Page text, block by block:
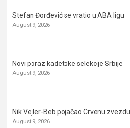
Stefan Đorđević se vratio u ABA ligu
August 9, 2026
Novi poraz kadetske selekcije Srbije
August 9, 2026
Nik Vejler-Beb pojačao Crvenu zvezdu
August 9, 2026